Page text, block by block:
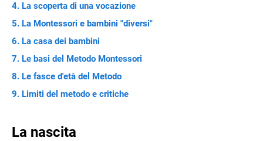
La scoperta di una vocazione
La Montessori e bambini "diversi"
La casa dei bambini
Le basi del Metodo Montessori
Le fasce d'età del Metodo
Limiti del metodo e critiche
La nascita